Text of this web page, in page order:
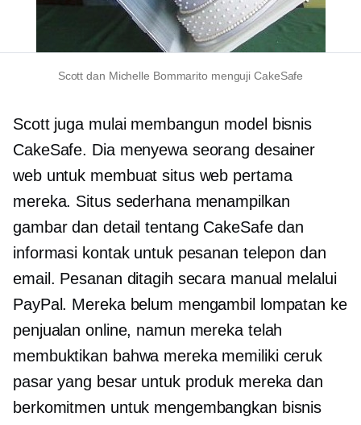
Scott dan Michelle Bommarito menguji CakeSafe
Scott juga mulai membangun model bisnis
CakeSafe. Dia menyewa seorang desainer
web untuk membuat situs web pertama
mereka. Situs sederhana menampilkan
gambar dan detail tentang CakeSafe dan
informasi kontak untuk pesanan telepon dan
email. Pesanan ditagih secara manual melalui
PayPal. Mereka belum mengambil lompatan ke
penjualan online, namun mereka telah
membuktikan bahwa mereka memiliki ceruk
pasar yang besar untuk produk mereka dan
berkomitmen untuk mengembangkan bisnis